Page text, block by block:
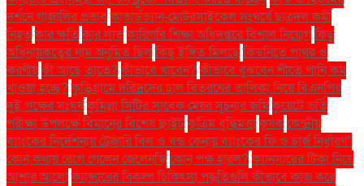
দর্শনে গাজালির প্রভাবকাভার্ডভ্যান-মোটরসাইকেল সংঘর্ষে ছাত্রদল কর্মী
নিহতকার ক্ষতিকার লাভকারিগরি শিক্ষা অধিদপ্তরে বিশাল নিয়োগকিছু
অধিনায়কত্বের নাম অনুমিত ছিলকিছু ইঙ্গিত মিলছেকিডনিতে পাথর ও
করণীয়কী আছে তাতে? কীভাবে খাবেন? কীভাবে বুঝবেন শীতে পানি কম
খাওয়া হচ্ছে? কুড়িগ্রামে দরিদ্রদের চাল বিতরণের তালিকা নিয়ে বিএনপির
দুই পক্ষের সংঘর্ষকুমিল্লা সিটির সাবেক মেয়র সূচনার জমিকুয়েটে ভর্তি
পরীক্ষা উপলক্ষে বিমানের বিশেষ ফ্লাইটকৃত্রিম বুদ্ধিমত্তাকৃষককেন্দ্রীয়
ব্যাংকের নির্দেশনায় ট্রেজারি বিল ও বন্ড কেনায় ব্যাংকের ফি ও চার্জ নির্ধারণ"
কোন কথায় রেগে গেলেন জেলেনস্কিকোন পক্ষ হারল? ক্যানসারের টিকা নিয়ে
আশার আলোক্যান্সারের বিকল্প চিকিৎসা পদ্ধতিগুলি কীভাবে কাজ করে